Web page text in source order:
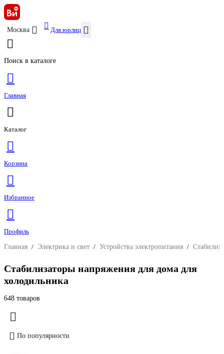
Москва Для юрлиц
Поиск в каталоге
Главная
Каталог
Корзина
Избранное
Профиль
Главная / Электрика и свет / Устройства электропитания /
Стабилизаторы напряжения для дома для
холодильника
648 товаров
По популярности